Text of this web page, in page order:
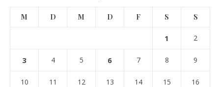
M D M D F S S
1 2
3 4 5 6 7 8 9
10 11 12 13 14 15 16